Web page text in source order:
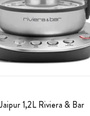
1,2L Riviera & Bar